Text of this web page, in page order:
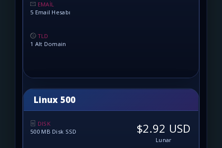
EMAİL
5 Email Hesabı
TLD
1 Alt Domain
Linux 500
DISK
500 MB Disk SSD
$2.92 USD
Lunar